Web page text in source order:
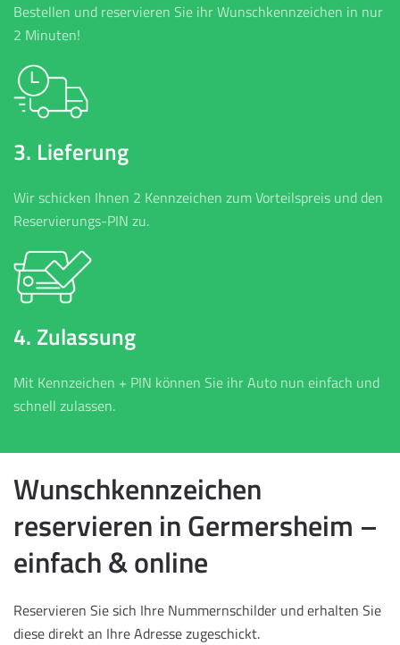
Bestellen und reservieren Sie ihr Wunschkennzeichen in nur
2 Minuten!
3. Lieferung
Wir schicken Ihnen 2 Kennzeichen zum Vorteilspreis und den
Reservierungs-PIN zu.
4. Zulassung
Mit Kennzeichen + PIN können Sie ihr Auto nun einfach und
schnell zulassen.
Wunschkennzeichen
reservieren in Germersheim –
einfach & online
Reservieren Sie sich Ihre Nummernschilder und erhalten Sie
diese direkt an Ihre Adresse zugeschickt.